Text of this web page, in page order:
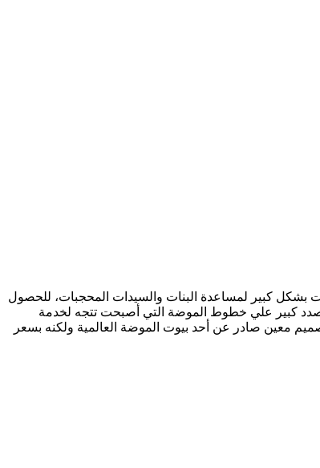
بشكل كبير لمساعدة البنات والسيدات المحجبات، للحصول
كبير علي خطوط الموضة التي أصبحت تتجه لخدمة
معين صادر عن أحد بيوت الموضة العالمية ولكنه بسعر